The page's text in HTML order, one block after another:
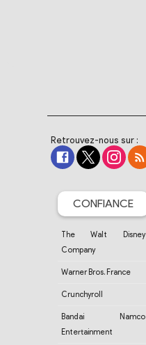
Retrouvez-nous sur :
CONFIANCE
The Walt Disney
Company
Warner Bros. France
Crunchyroll
Bandai Namco
Entertainment